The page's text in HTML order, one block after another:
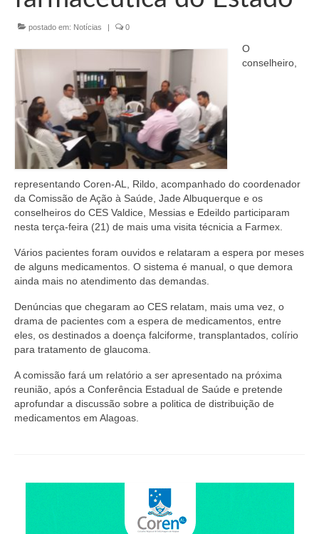
Conselheiros e Diretoria
Carta de Serviços ao Cidadão
Governança
Transparência e Prestação de Contas
Eleições Triênio 2027-2029
Eleições 2023
Eleições Anteriores
Editais e licitação
Eleições
Fiscalização
Responsabilidade Técnica
postado em: Notícias | 0
O
conselheiro,
representando Coren-AL, Rildo, acompanhado do coordenador
da Comissão de Ação à Saúde, Jade Albuquerque e os
conselheiros do CES Valdice, Messias e Edeildo participaram
nesta terça-feira (21) de mais uma visita técnicia a Farmex.
Vários pacientes foram ouvidos e relataram a espera por meses
de alguns medicamentos. O sistema é manual, o que demora
ainda mais no atendimento das demandas.
Denúncias que chegaram ao CES relatam, mais uma vez, o
drama de pacientes com a espera de medicamentos, entre
eles, os destinados a doença falciforme, transplantados, colírio
para tratamento de glaucoma.
A comissão fará um relatório a ser apresentado na próxima
reunião, após a Conferência Estadual de Saúde e pretende
aprofundar a discussão sobre a politica de distribuição de
medicamentos em Alagoas.